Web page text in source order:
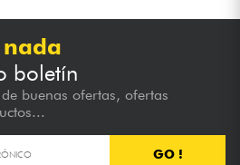
boletín
buenas ofertas, ofertas
GO !